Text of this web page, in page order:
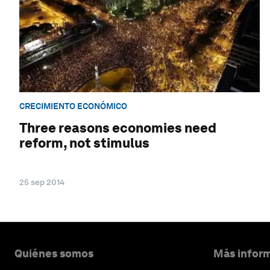
CRECIMIENTO ECONÓMICO
Three reasons economies need
reform, not stimulus
25 sep 2014
Quiénes somos Más